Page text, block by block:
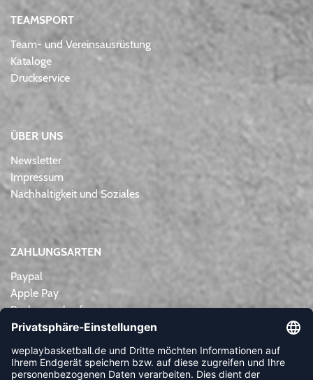
TEAMSPORT
Team- und Vereinsausrüstung
Kataloge
Druckservice
ÜBER UNS
Newsletter
Impressum
Nachhaltigkeit und Soziales
ZAHLUNGSARTEN
Paypal
Apple Pay
Rechnungskauf
Lastschrift
Kreditkarte
Vorkasse